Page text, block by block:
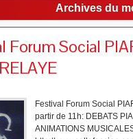
Archives du
Forum Social
Festival Forum Social
partir de 11h: DEBATS
ANIMATIONS